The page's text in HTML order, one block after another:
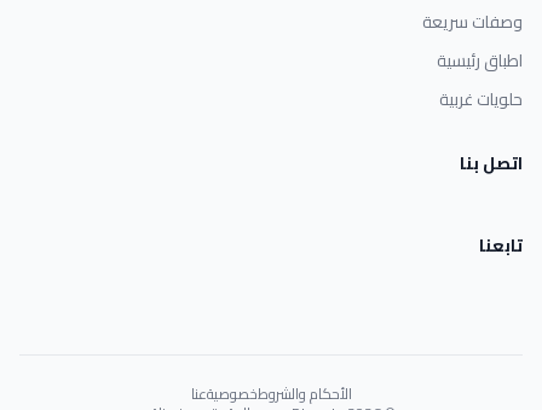
وصفات سريعة
اطباق رئيسية
حلويات غربية
اتصل بنا
تابعنا
الأحكام والشروطخصوصيةعنا